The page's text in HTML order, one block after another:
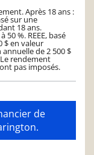
Après 18 ans :
sur une
18 ans.
%. REEE, basé
$ en valeur
annuelle de 2 500 $
rendement
pas imposés.
de